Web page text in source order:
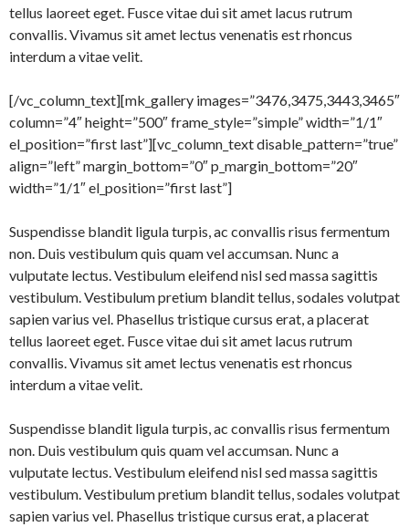
tellus laoreet eget. Fusce vitae dui sit amet lacus rutrum
convallis. Vivamus sit amet lectus venenatis est rhoncus
interdum a vitae velit.
[/vc_column_text][mk_gallery images=”3476,3475,3443,3465″
column=”4″ height=”500″ frame_style=”simple” width=”1/1″
el_position=”first last”][vc_column_text disable_pattern=”true”
align=”left” margin_bottom=”0″ p_margin_bottom=”20″
width=”1/1″ el_position=”first last”]
Suspendisse blandit ligula turpis, ac convallis risus fermentum
non. Duis vestibulum quis quam vel accumsan. Nunc a
vulputate lectus. Vestibulum eleifend nisl sed massa sagittis
vestibulum. Vestibulum pretium blandit tellus, sodales volutpat
sapien varius vel. Phasellus tristique cursus erat, a placerat
tellus laoreet eget. Fusce vitae dui sit amet lacus rutrum
convallis. Vivamus sit amet lectus venenatis est rhoncus
interdum a vitae velit.
Suspendisse blandit ligula turpis, ac convallis risus fermentum
non. Duis vestibulum quis quam vel accumsan. Nunc a
vulputate lectus. Vestibulum eleifend nisl sed massa sagittis
vestibulum. Vestibulum pretium blandit tellus, sodales volutpat
sapien varius vel. Phasellus tristique cursus erat, a placerat